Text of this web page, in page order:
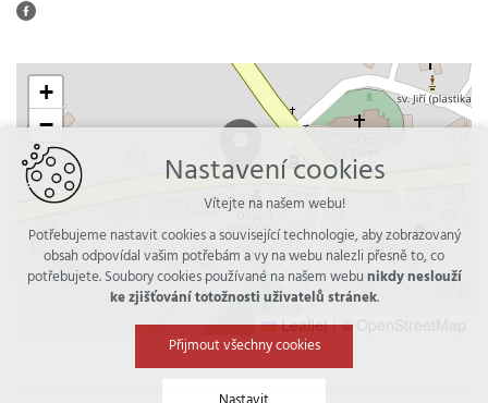
+
−
Leaflet | © OpenStreetMap
Nastavení cookies
Vítejte na našem webu!
Potřebujeme nastavit cookies a související technologie, aby zobrazovaný
obsah odpovídal vašim potřebám a vy na webu nalezli přesně to, co
potřebujete. Soubory cookies používané na našem webunikdy neslouží
ke zjišťování totožnosti uživatelů stránek.
Přijmout všechny cookies